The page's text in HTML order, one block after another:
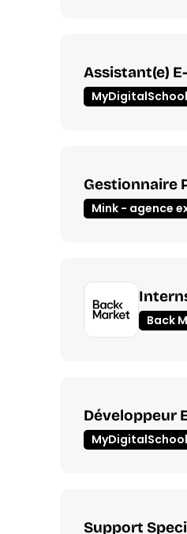
Assistant(e)
Gestionnaire
Mink - agence
Back
Développeur
Support